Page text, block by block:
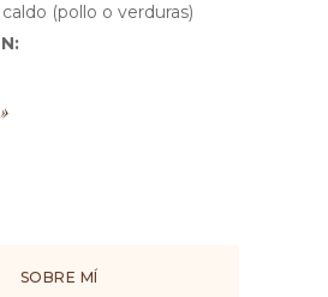
(pollo o verduras)
SOBRE MÍ